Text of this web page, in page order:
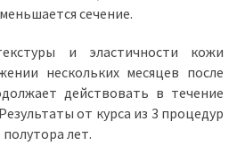
сечение.
и эластичности кожи
нескольких месяцев после
действовать в течение
от курса из 3 процедур
лет.